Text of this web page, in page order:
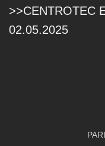
>>CENTROTEC
02.05.2025